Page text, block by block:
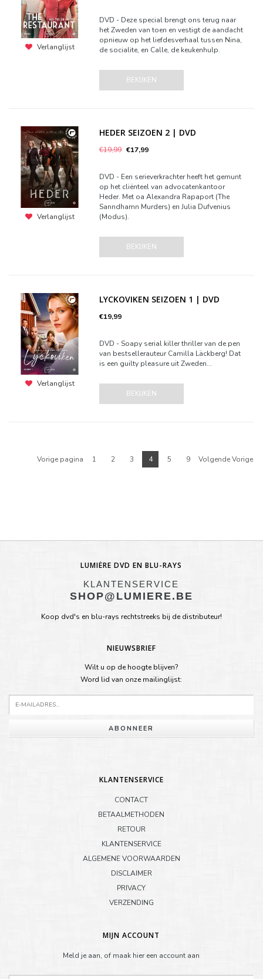
Verlanglijst
DVD - Deze special brengt ons terug naar
het Zweden van toen en vestigt de aandacht
opnieuw op het liefdesverhaal tussen Nina,
de socialite, en Calle, de keukenhulp.
BEKIJKEN
Verlanglijst
HEDER SEIZOEN 2 | DVD
€19,99 €17,99
DVD - Een serieverkrachter heeft het gemunt
op het cliënteel van advocatenkantoor
Heder. Met oa Alexandra Rapaport (The
Sanndhamn Murders) en Julia Dufvenius
(Modus).
BEKIJKEN
Verlanglijst
LYCKOVIKEN SEIZOEN 1 | DVD
€19,99
DVD - Soapy serial killer thriller van de pen
van bestsellerauteur Camilla Läckberg! Dat
is een guilty pleasure uit Zweden...
BEKIJKEN
Vorige pagina 1 2 3 4 5 9 Volgende Vorige
LUMIÈRE DVD EN BLU-RAYS
KLANTENSERVICE
SHOP@LUMIERE.BE
Koop dvd's en blu-rays rechtstreeks bij de distributeur!
NIEUWSBRIEF
Wilt u op de hoogte blijven?
Word lid van onze mailinglijst:
ABONNEER
KLANTENSERVICE
CONTACT
BETAALMETHODEN
RETOUR
KLANTENSERVICE
ALGEMENE VOORWAARDEN
DISCLAIMER
PRIVACY
VERZENDING
MIJN ACCOUNT
Meld je aan, of maak hier een account aan